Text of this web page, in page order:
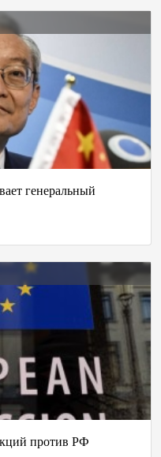
генеральный
против РФ